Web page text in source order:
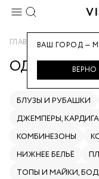
ГЛАВНАЯОДЕЖДА
ОДЕЖДА
БЛУЗЫ И РУБАШКИ
ДЖЕМПЕРЫ,
КОМБИНЕЗОНЫ
НИЖНЕЕ БЕЛЬЁ
ТОПЫ И МАЙКИ,
ВАШ ГОРОД —
ВЕРНО